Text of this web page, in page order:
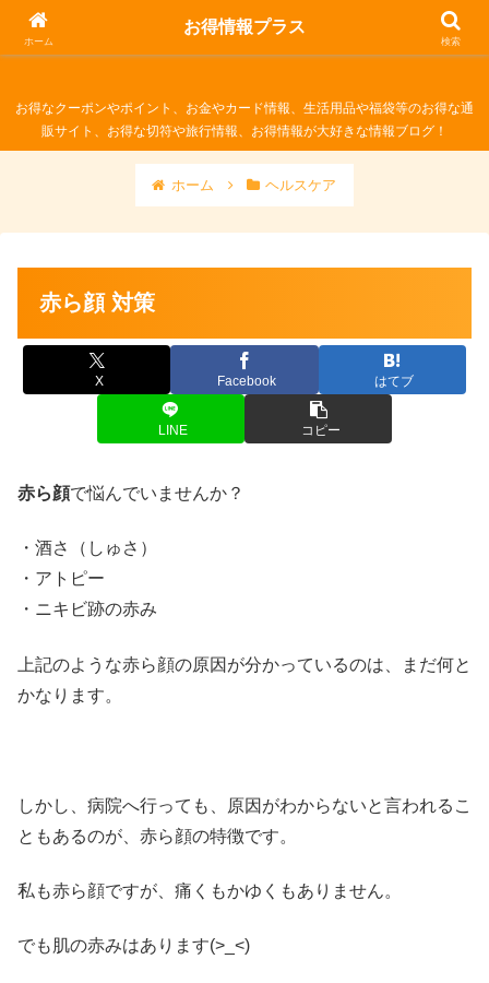
お得情報プラス
お得なクーポンやポイント、お金やカード情報、生活用品や福袋等のお得な通
販サイト、お得な切符や旅行情報、お得情報が大好きな情報ブログ！
ホーム ヘルスケア
赤ら顔 対策
X Facebook はてブ
LINE コピー
赤ら顔で悩んでいませんか？
・酒さ（しゅさ）
・アトピー
・ニキビ跡の赤み
上記のような赤ら顔の原因が分かっているのは、まだ何と
かなります。
しかし、病院へ行っても、原因がわからないと言われるこ
ともあるのが、赤ら顔の特徴です。
私も赤ら顔ですが、痛くもかゆくもありません。
でも肌の赤みはあります(>_<)
ホーム
お得情報プラス
検索